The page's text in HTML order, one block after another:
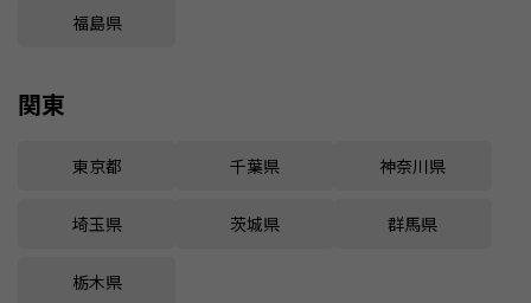
福島県
関東
東京都 千葉県 神奈川県
埼玉県 茨城県 群馬県
栃木県